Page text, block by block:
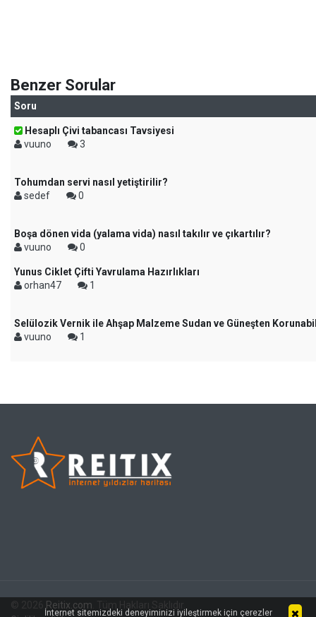
Benzer Sorular
Soru
Hesaplı Çivi tabancası Tavsiyesi
vuuno
3
Tohumdan servi nasıl yetiştirilir?
sedef
0
Boşa dönen vida (yalama vida) nasıl takılır ve çıkartılır?
vuuno
0
Yunus Ciklet Çifti Yavrulama Hazırlıkları
orhan47
1
Selülozik Vernik ile Ahşap Malzeme Sudan ve Güneşten
vuuno
1
Reitix.com
İnternet sitemizdeki deneyiminizi iyileştirmek için çerezler